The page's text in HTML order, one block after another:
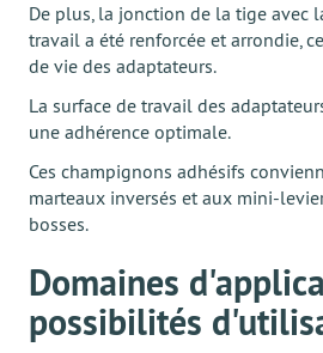
De plus, la jonction de la tige avec
travail a été renforcée et arrondie,
de vie des adaptateurs.
La surface de travail des
une adhérence optimale.
Ces champignons adhésifs
marteaux inversés et aux mini-
bosses.
Domaines
possibilités